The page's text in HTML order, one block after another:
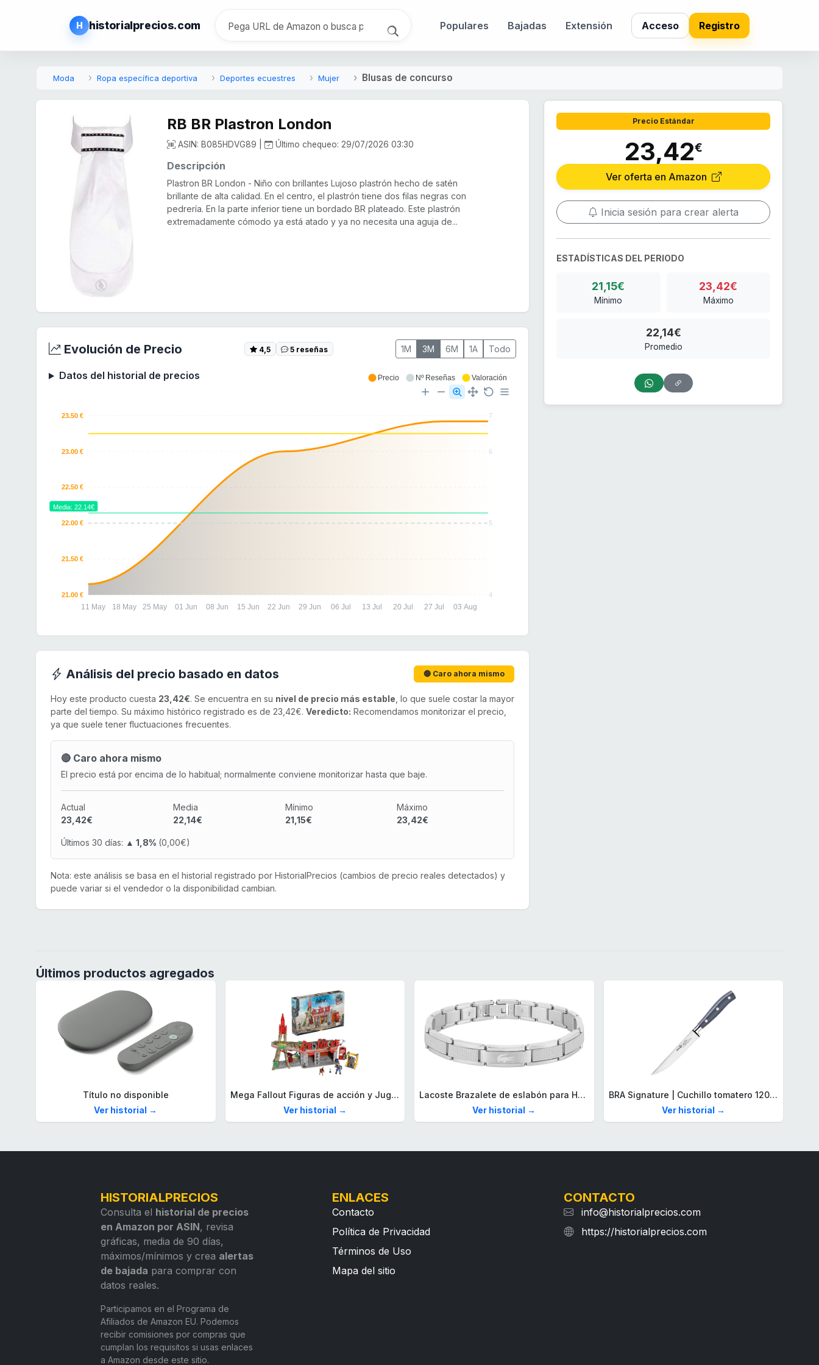
H historialprecios.com Populares Bajadas Extensión Acceso Registro
Moda Ropa específica deportiva Deportes ecuestres Mujer Blusas de concurso
RB BR Plastron London
ASIN: B085HDVG89 | Último chequeo: 29/07/2026 03:30
Descripción
Plastron BR London - Niño con brillantes Lujoso plastrón hecho de satén
brillante de alta calidad. En el centro, el plastrón tiene dos filas negras con
pedrería. En la parte inferior tiene un bordado BR plateado. Este plastrón
extremadamente cómodo ya está atado y ya no necesita una aguja de...
Evolución de Precio 4,5 5 reseñas 1M 3M 6M 1A Todo
Datos del historial de precios
7
6
5
4
23.50 €
23.00 €
22.50 €
22.00 €
21.50 €
21.00 €
11 May 18 May 25 May 01 Jun 08 Jun 15 Jun 22 Jun 29 Jun 06 Jul 13 Jul 20 Jul 27 Jul 03 Aug
Media: 22.14€
Precio Nº Reseñas Valoración
Análisis del precio basado en datos 🔴 Caro ahora mismo
Hoy este producto cuesta 23,42€. Se encuentra en su nivel de precio más estable , lo que suele costar la mayor
parte del tiempo. Su máximo histórico registrado es de 23,42€. Veredicto: Recomendamos monitorizar el precio,
ya que suele tener fluctuaciones frecuentes.
🔴 Caro ahora mismo
El precio está por encima de lo habitual; normalmente conviene monitorizar hasta que baje.
Actual
23,42€
Media
22,14€
Mínimo
21,15€
Máximo
23,42€
Últimos 30 días: ▲ 1,8% (0,00€)
Nota: este análisis se basa en el historial registrado por HistorialPrecios (cambios de precio reales detectados) y
puede variar si el vendedor o la disponibilidad cambian.
Precio Estándar
23,42€
Ver oferta en Amazon
Inicia sesión para crear alerta
ESTADÍSTICAS DEL PERIODO
21,15€
Mínimo
23,42€
Máximo
22,14€
Promedio
Últimos productos agregados
Título no disponible
Ver historial →
Mega Fallout Figuras de acción y Juguetes de construcción, Parada de Camiones Red Rocket con 824 Piezas, 2 Personajes articulados y Accesorios, para coleccionistas, HXT00
Ver historial →
Lacoste Brazalete de eslabón para Hombre Colección STENCIL de Acero inoxidable
Ver historial →
BRA Signature | Cuchillo tomatero 120 mm, Acero Inoxidable alemán forjado con Molibdeno Vanadio, Mango Remachado ABS, Diseño Ergonómico, Hoja 1,6 mm espesor
Ver historial →
HISTORIALPRECIOS
Consulta el historial de precios
en Amazon por ASIN, revisa
gráficas, media de 90 días,
máximos/mínimos y crea alertas
de bajada para comprar con
datos reales.
Participamos en el Programa de
Afiliados de Amazon EU. Podemos
recibir comisiones por compras que
cumplan los requisitos si usas enlaces
a Amazon desde este sitio.
ENLACES
Contacto
Política de Privacidad
Términos de Uso
Mapa del sitio
CONTACTO
info@historialprecios.com
https://historialprecios.com